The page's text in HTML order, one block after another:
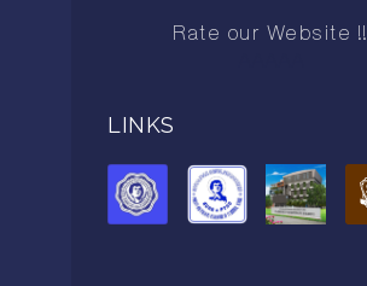
Rate our Website !!
LINKS